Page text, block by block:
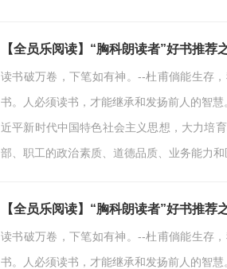
精神、不忘医者初心”的第七届“点亮美丽人
【全员乐阅读】“胸科朗读者”好书推荐
读书破万卷，下笔如有神。--杜甫倘能生存
书。人必须读书，才能继承和发扬前人的智
近平新时代中国特色社会主义思想，大力培
部、职工的政治素质、道德品质、业务能力
精神、不忘医者初心”的第七届“点亮美丽人生
【全员乐阅读】“胸科朗读者”好书推荐
读书破万卷，下笔如有神。--杜甫倘能生存
书。人必须读书，才能继承和发扬前人的智